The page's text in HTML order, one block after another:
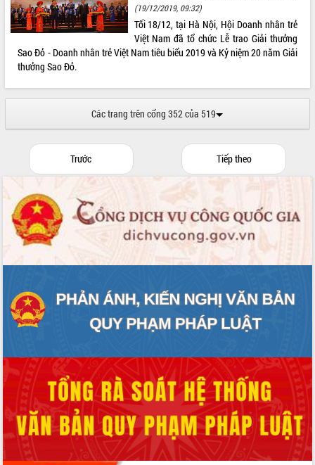
(19/12/2019, 09:32)
Tối 18/12, tại Hà Nội, Hội Doanh nhân trẻ
Việt Nam đã tổ chức Lễ trao Giải thưởng
Sao Đỏ - Doanh nhân trẻ Việt Nam tiêu biểu 2019 và Kỷ niệm 20 năm Giải
thưởng Sao Đỏ.
Các trang trên cổng 352 của 519
Trước Tiếp theo